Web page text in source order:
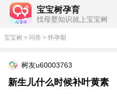
宝宝树孕育
找母婴知识就上宝宝树
宝宝树 > 问答 > 怀孕期
树友u60003763
新生儿什么时候补叶黄素